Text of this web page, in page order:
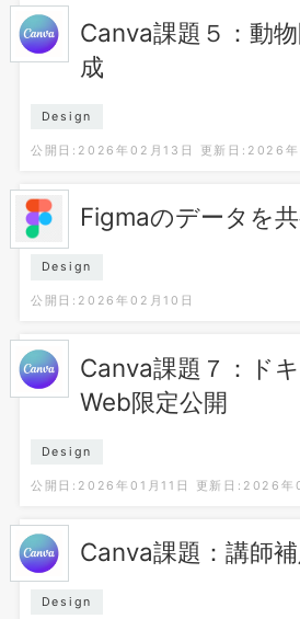
Canva課題５：動
成
Design
公開日:2026年02月13日 更新日:2026
Figmaのデータを
Design
公開日:2026年02月10日
Canva課題７：ド
Web限定公開
Design
公開日:2026年01月11日 更新日:2026年
Canva課題：講師
Design